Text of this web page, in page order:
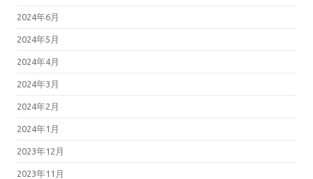
2024年6月
2024年5月
2024年4月
2024年3月
2024年2月
2024年1月
2023年12月
2023年11月